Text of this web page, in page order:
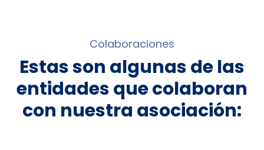
Colaboraciones
Estas son algunas de las
entidades que colaboran
con nuestra asociación: